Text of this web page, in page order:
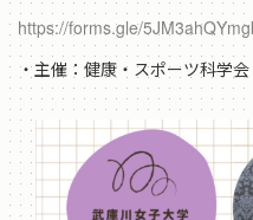
https://forms.gle/
・主催：健康・スポーツ科学会